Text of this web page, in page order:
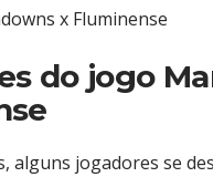
do jogo
alguns jogadores se